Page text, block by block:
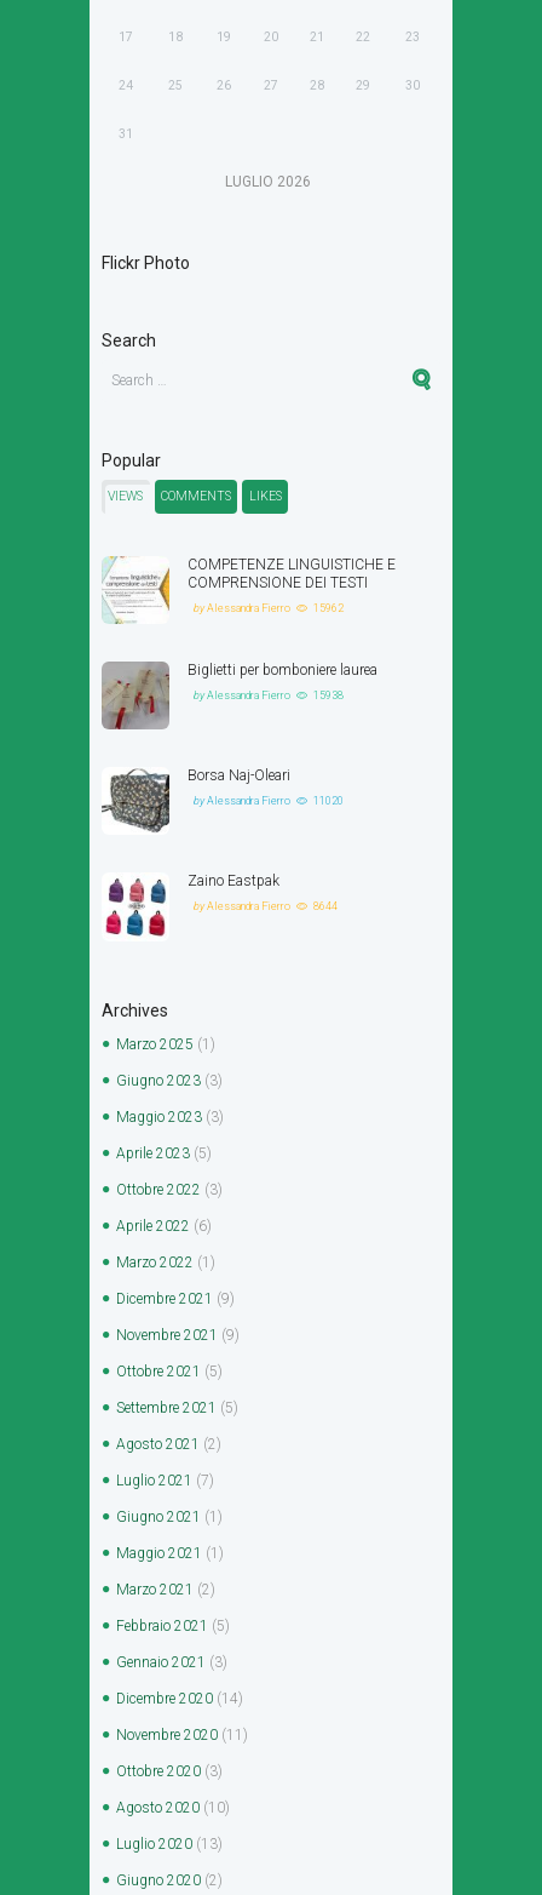
17 18 19 20 21 22 23
24 25 26 27 28 29 30
31
LUGLIO 2026
Flickr Photo
Search
Popular
VIEWS COMMENTS LIKES
COMPETENZE LINGUISTICHE E
COMPRENSIONE DEI TESTI
byAlessandra Fierro 15962
Biglietti per bomboniere laurea
byAlessandra Fierro 15938
Borsa Naj-Oleari
byAlessandra Fierro 11020
Zaino Eastpak
byAlessandra Fierro 8644
Archives
Marzo 2025 (1)
Giugno 2023 (3)
Maggio 2023 (3)
Aprile 2023 (5)
Ottobre 2022 (3)
Aprile 2022 (6)
Marzo 2022 (1)
Dicembre 2021 (9)
Novembre 2021 (9)
Ottobre 2021 (5)
Settembre 2021 (5)
Agosto 2021 (2)
Luglio 2021 (7)
Giugno 2021 (1)
Maggio 2021 (1)
Marzo 2021 (2)
Febbraio 2021 (5)
Gennaio 2021 (3)
Dicembre 2020 (14)
Novembre 2020 (11)
Ottobre 2020 (3)
Agosto 2020 (10)
Luglio 2020 (13)
Giugno 2020 (2)